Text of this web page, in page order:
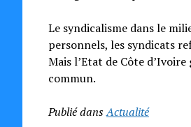
Le syndicalisme dans le
personnels, les syndicats
Mais l’Etat de Côte
commun.
Publié dansActualité